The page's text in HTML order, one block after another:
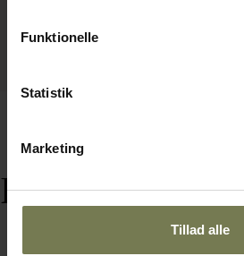
Funktionelle
Statistik
Marketing
Tillad alle
Relaterede